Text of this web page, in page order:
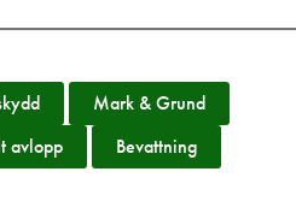
Mark & Grund
avlopp
Bevattning